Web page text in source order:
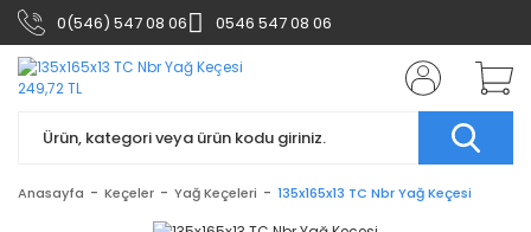
0(546) 547 08 06 0546 547 08 06
Anasayfa Keçeler Yağ Keçeleri 135x165x13 TC Nbr Yağ Keçesi